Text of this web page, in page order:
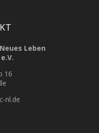
Leben
16
nl.de